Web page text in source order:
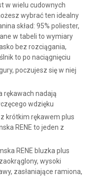
w wielu cudownych
wybrać ten idealny
skład: 95% poliester,
w tabeli to wymiary
bez rozciągania,
to po naciągnięciu
poczujesz się w niej
rękawach nadają
wdzięku
z krótkim rękawem plus
RENE to jeden z
RENE bluzka plus
wysoki
zasłaniające ramiona,